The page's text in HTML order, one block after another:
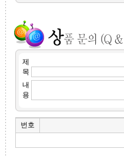
제
목
내
용
번호